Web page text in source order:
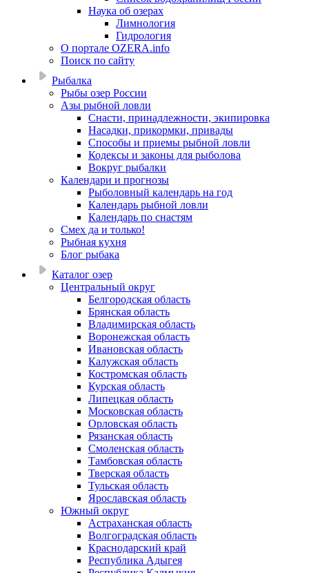
Наука об озерах
Лимнология
Гидрология
О портале OZERA.info
Поиск по сайту
Рыбалка
Рыбы озер России
Азы рыбной ловли
Снасти, принадлежности, экипировка
Насадки, прикормки, привады
Способы и приемы рыбной ловли
Кодексы и законы для рыболова
Вокруг рыбалки
Календари и прогнозы
Рыболовный календарь на год
Календарь рыбной ловли
Календарь по снастям
Смех да и только!
Рыбная кухня
Блог рыбака
Каталог озер
Центральный округ
Белгородская область
Брянская область
Владимирская область
Воронежская область
Ивановская область
Калужская область
Костромская область
Курская область
Липецкая область
Московская область
Орловская область
Рязанская область
Смоленская область
Тамбовская область
Тверская область
Тульская область
Ярославская область
Южный округ
Астраханская область
Волгоградская область
Краснодарский край
Республика Адыгея